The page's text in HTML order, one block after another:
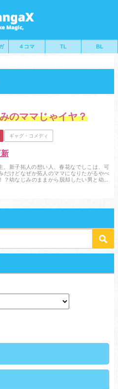
４コマ TL BL
のママじゃイヤ？
ギャグ・コメディ
、新子拓人の想い人、春花なでしこは、可
だけどなぜか拓人のママになりたがるやべ
？幼なじみのままから脱却したい男と幼な